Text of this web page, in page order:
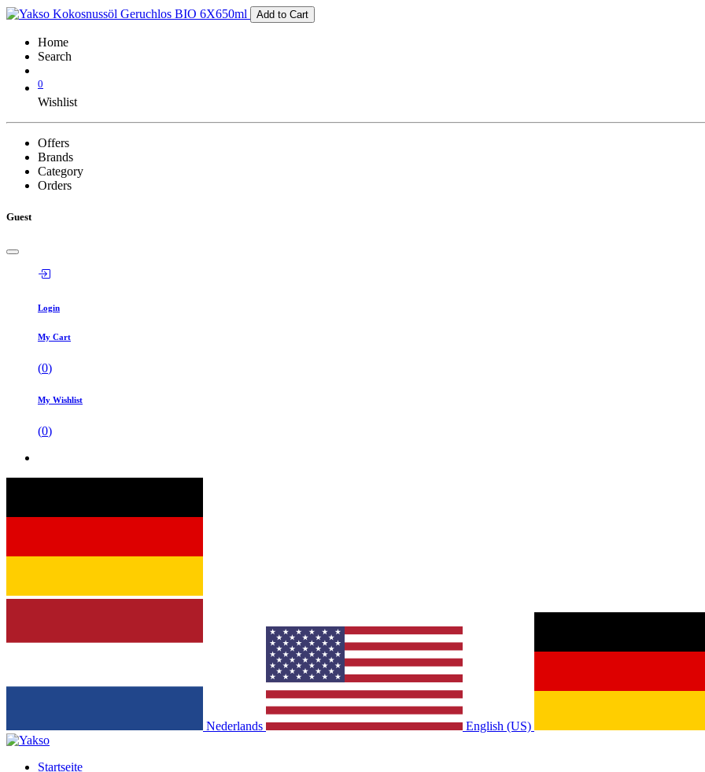
Add to Cart
Home
Search
0
Wishlist
Offers
Brands
Category
Orders
Guest
Login
My Cart
(0)
My Wishlist
(0)
Nederlands English (US)
Startseite